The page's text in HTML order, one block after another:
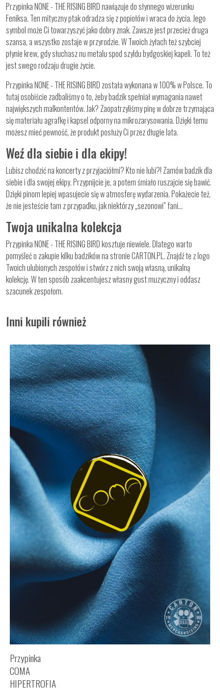
Przypinka NONE - THE RISING BIRD nawiązuje do słynnego wizerunku
Feniksa. Ten mityczny ptak odradza się z popiołów i wraca do życia. Jego
symbol może Ci towarzyszyć jako dobry znak. Zawsze jest przecież druga
szansa, a wszystko zostaje w przyrodzie. W Twoich żyłach też szybciej
płynie krew, gdy słuchasz nu metalu spod szyldu bydgoskiej kapeli. To też
jest swego rodzaju drugie życie.
Przypinka NONE - THE RISING BIRD została wykonana w 100% w Polsce. To
tutaj osobiście zadbaliśmy o to, żeby badzik spełniał wymagania nawet
największych malkontentów. Jak? Zaopatrzyliśmy pinę w dobrze trzymająca
się materiału agrafkę i kapsel odporny na mikrozarysowania. Dzięki temu
możesz mieć pewność, że produkt posłuży Ci przez długie lata.
Weź dla siebie i dla ekipy!
Lubisz chodzić na koncerty z przyjaciółmi? Kto nie lubi?! Zamów badzik dla
siebie i dla swojej ekipy. Przypnijcie je, a potem śmiało ruszajcie się bawić.
Dzięki pinom lepiej wpasujecie się w atmosferę wydarzenia. Pokażecie też,
że nie jesteście tam z przypadku, jak niektórzy „sezonowi” fani…
Twoja unikalna kolekcja
Przypinka NONE - THE RISING BIRD kosztuje niewiele. Dlatego warto
pomyśleć o zakupie kilku badzików na stronie CARTON.PL. Znajdź te z logo
Twoich ulubionych zespołów i stwórz z nich swoją własną, unikalną
kolekcję. W ten sposób zaakcentujesz własny gust muzyczny i oddasz
szacunek zespołom.
Inni kupili również
Przypinka
COMA
HIPERTROFIA